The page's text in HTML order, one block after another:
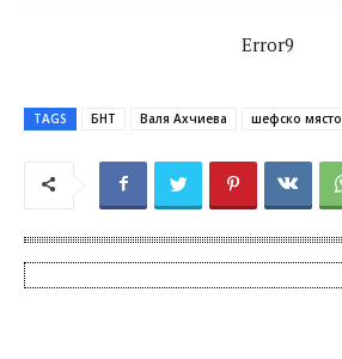
Error9
TAGS БНТ Валя Ахчиева шефско място